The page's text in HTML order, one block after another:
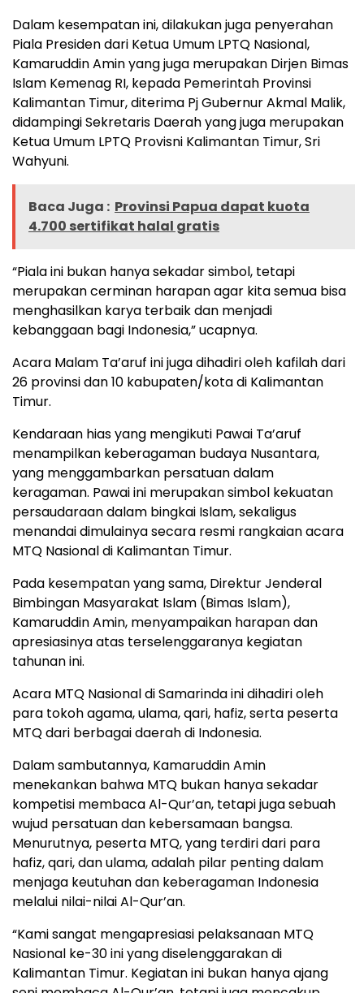
Dalam kesempatan ini, dilakukan juga penyerahan
Piala Presiden dari Ketua Umum LPTQ Nasional,
Kamaruddin Amin yang juga merupakan Dirjen Bimas
Islam Kemenag RI, kepada Pemerintah Provinsi
Kalimantan Timur, diterima Pj Gubernur Akmal Malik,
didampingi Sekretaris Daerah yang juga merupakan
Ketua Umum LPTQ Provisni Kalimantan Timur, Sri
Wahyuni.
Baca Juga : Provinsi Papua dapat kuota
4.700 sertifikat halal gratis
“Piala ini bukan hanya sekadar simbol, tetapi
merupakan cerminan harapan agar kita semua bisa
menghasilkan karya terbaik dan menjadi
kebanggaan bagi Indonesia,” ucapnya.
Acara Malam Ta’aruf ini juga dihadiri oleh kafilah dari
26 provinsi dan 10 kabupaten/kota di Kalimantan
Timur.
Kendaraan hias yang mengikuti Pawai Ta’aruf
menampilkan keberagaman budaya Nusantara,
yang menggambarkan persatuan dalam
keragaman. Pawai ini merupakan simbol kekuatan
persaudaraan dalam bingkai Islam, sekaligus
menandai dimulainya secara resmi rangkaian acara
MTQ Nasional di Kalimantan Timur.
Pada kesempatan yang sama, Direktur Jenderal
Bimbingan Masyarakat Islam (Bimas Islam),
Kamaruddin Amin, menyampaikan harapan dan
apresiasinya atas terselenggaranya kegiatan
tahunan ini.
Acara MTQ Nasional di Samarinda ini dihadiri oleh
para tokoh agama, ulama, qari, hafiz, serta peserta
MTQ dari berbagai daerah di Indonesia.
Dalam sambutannya, Kamaruddin Amin
menekankan bahwa MTQ bukan hanya sekadar
kompetisi membaca Al-Qur’an, tetapi juga sebuah
wujud persatuan dan kebersamaan bangsa.
Menurutnya, peserta MTQ, yang terdiri dari para
hafiz, qari, dan ulama, adalah pilar penting dalam
menjaga keutuhan dan keberagaman Indonesia
melalui nilai-nilai Al-Qur’an.
“Kami sangat mengapresiasi pelaksanaan MTQ
Nasional ke-30 ini yang diselenggarakan di
Kalimantan Timur. Kegiatan ini bukan hanya ajang